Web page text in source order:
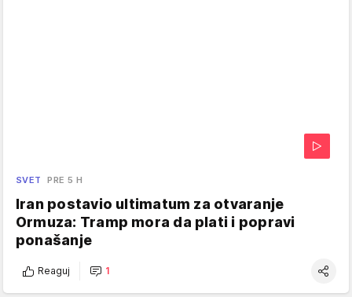
SVET PRE 5 H
Iran postavio ultimatum za otvaranje
Ormuza: Tramp mora da plati i popravi
ponašanje
Reaguj 1